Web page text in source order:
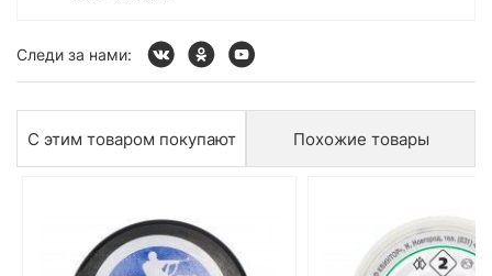
Следи за нами:
С этим товаром покупают Похожие товары